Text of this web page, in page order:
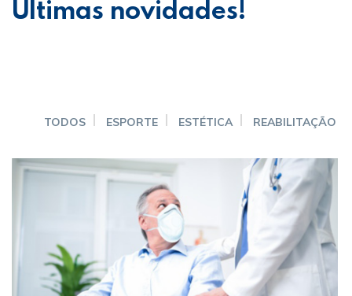
Últimas novidades!
TODOS ESPORTE ESTÉTICA REABILITAÇÃO